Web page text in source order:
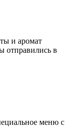
и аромат
отправились в
меню с